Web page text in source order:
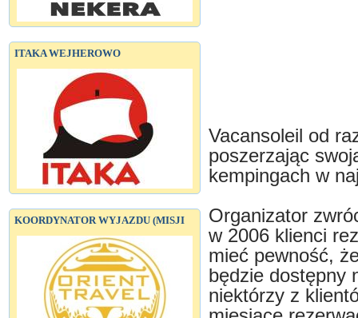
ITAKA WEJHEROWO
KOORDYNATOR WYJAZDU (MISJI
Vacansoleil od
poszerzając
kempingach w
Organizator
w 2006 klienci
mieć pewność,
będzie dostępny
niektórzy z